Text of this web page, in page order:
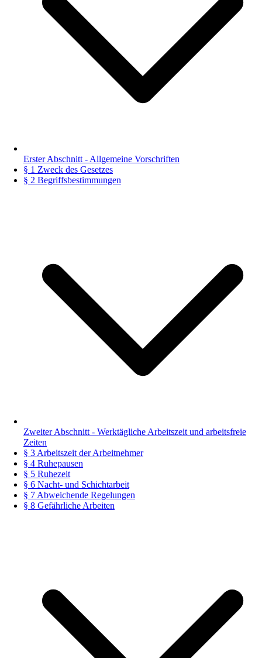
Erster Abschnitt - Allgemeine Vorschriften
§ 1 Zweck des Gesetzes
§ 2 Begriffsbestimmungen
Zweiter Abschnitt - Werktägliche Arbeitszeit und arbeitsfreie
Zeiten
§ 3 Arbeitszeit der Arbeitnehmer
§ 4 Ruhepausen
§ 5 Ruhezeit
§ 6 Nacht- und Schichtarbeit
§ 7 Abweichende Regelungen
§ 8 Gefährliche Arbeiten